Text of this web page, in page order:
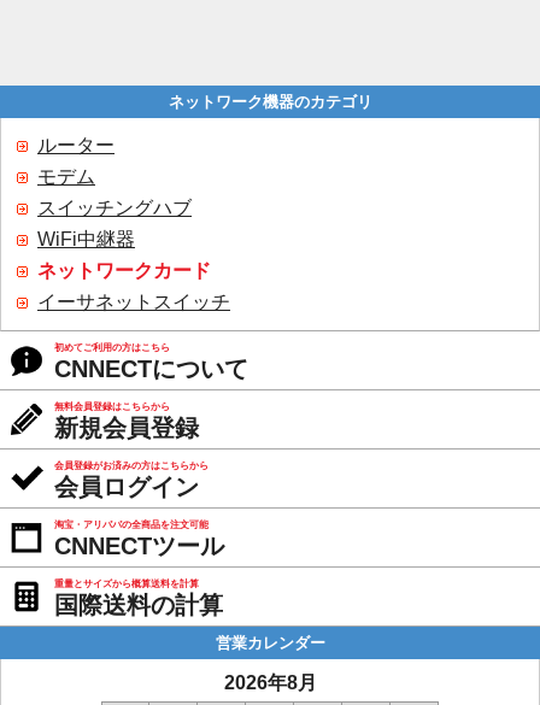
ネットワーク機器のカテゴリ
ルーター
モデム
スイッチングハブ
WiFi中継器
ネットワークカード
イーサネットスイッチ
初めてご利用の方はこちら
CNNECTについて
無料会員登録はこちらから
新規会員登録
会員登録がお済みの方はこちらから
会員ログイン
淘宝・アリババの全商品を注文可能
CNNECTツール
重量とサイズから概算送料を計算
国際送料の計算
営業カレンダー
2026年8月